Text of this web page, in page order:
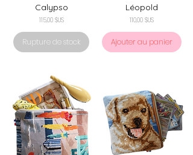
Calypso
Prix
115,00 $US
Rupture de stock
Léopold
Prix
110,00 $US
Ajouter au panier